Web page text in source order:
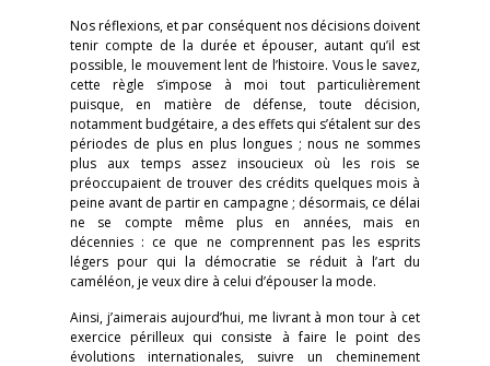
Nos réflexions, et par conséquent nos décisions doivent
tenir compte de la durée et épouser, autant qu’il est
possible, le mouvement lent de l’histoire. Vous le savez,
cette règle s’impose à moi tout particulièrement
puisque, en matière de défense, toute décision,
notamment budgétaire, a des effets qui s’étalent sur des
périodes de plus en plus longues ; nous ne sommes
plus aux temps assez insoucieux où les rois se
préoccupaient de trouver des crédits quelques mois à
peine avant de partir en campagne ; désormais, ce délai
ne se compte même plus en années, mais en
décennies : ce que ne comprennent pas les esprits
légers pour qui la démocratie se réduit à l’art du
caméléon, je veux dire à celui d’épouser la mode.
Ainsi, j’aimerais aujourd’hui, me livrant à mon tour à cet
exercice périlleux qui consiste à faire le point des
évolutions internationales, suivre un cheminement